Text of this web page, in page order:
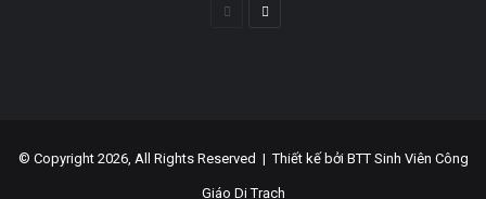
Trang Trang
© Copyright 2026, All Rights Reserved |Thiết kế bởi BTT Sinh Viên Công
Giáo Di Trạch